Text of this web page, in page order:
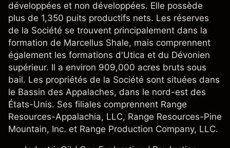
développées et non développées. Elle possède
plus de 1,350 puits productifs nets. Les réserves
de la Société se trouvent principalement dans la
formation de Marcellus Shale, mais comprennent
également les formations d'Utica et du Dévonien
supérieur. Il a environ 909,000 acres bruts sous
bail. Les propriétés de la Société sont situées dans
le Bassin des Appalaches, dans le nord-est des
États-Unis. Ses filiales comprennent Range
Resources-Appalachia, LLC, Range Resources-Pine
Mountain, Inc. et Range Production Company, LLC.